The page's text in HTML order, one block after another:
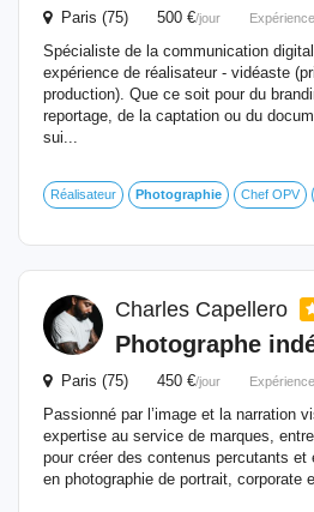
Paris (75) 500 €/jour
Spécialiste de la communication
expérience de réalisateur - vidéaste
production). Que ce soit pour du
reportage, de la captation ou du
sui...
Réalisateur Photographie Chef OPV
Charles Capellero
Photographe
Paris (75) 450 €/jour
Passionné par l’image et la narration
expertise au service de marques,
pour créer des contenus percutants et
en photographie de portrait, corporate